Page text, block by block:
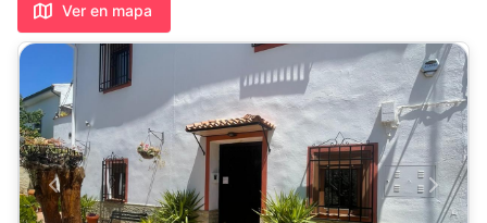
Ver en mapa
Anterior